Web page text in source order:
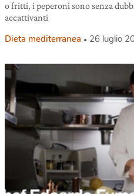
o fritti, i peperoni sono senza
accattivanti
Dieta mediterranea 26 luglio